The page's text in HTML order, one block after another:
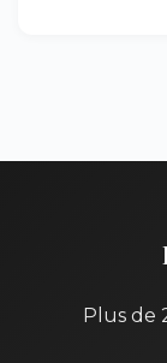
Plus de